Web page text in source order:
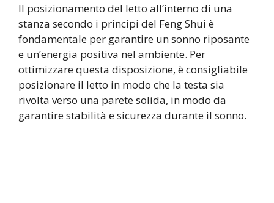
Il posizionamento del letto all’interno di una
stanza secondo i principi del Feng Shui è
fondamentale per garantire un sonno riposante
e un’energia positiva nel ambiente. Per
ottimizzare questa disposizione, è consigliabile
posizionare il letto in modo che la testa sia
rivolta verso una parete solida, in modo da
garantire stabilità e sicurezza durante il sonno.